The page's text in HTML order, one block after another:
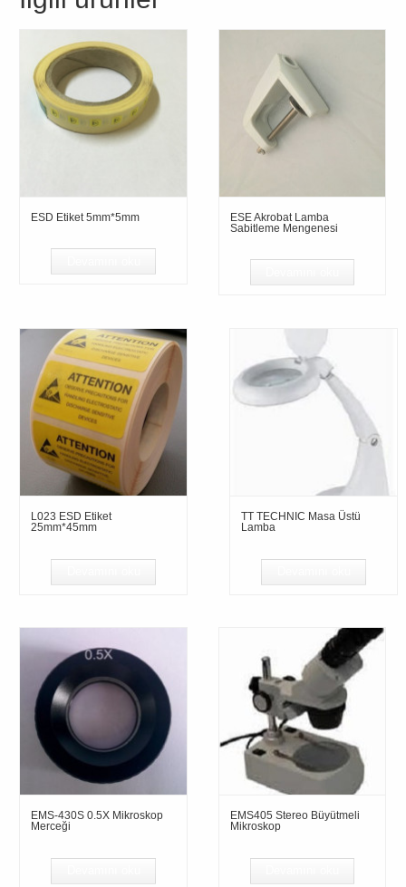
ESD Etiket 5mm*5mm
ESE Akrobat Lamba
Sabitleme Mengenesi
L023 ESD Etiket
25mm*45mm
TT TECHNIC Masa Üstü
Lamba
EMS-430S 0.5X Mikroskop
Merceği
EMS405 Stereo Büyütmeli
Mikroskop